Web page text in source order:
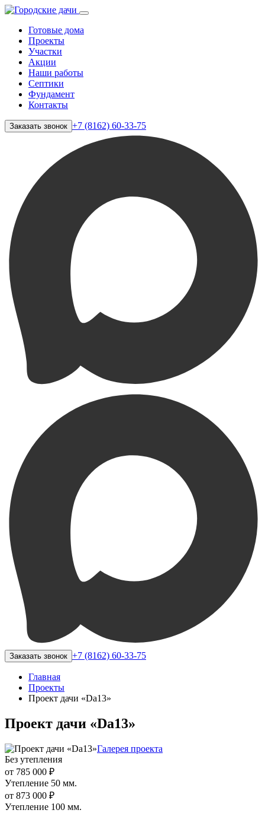
Готовые дома
Проекты
Участки
Акции
Наши работы
Септики
Фундамент
Контакты
Заказать звонок +7 (8162) 60-33-75
Заказать звонок +7 (8162) 60-33-75
Главная
Проекты
Проект дачи «Da13»
Проект дачи «Da13»
Галерея проекта
Без утепления
от 785 000 ₽
Утепление 50 мм.
от 873 000 ₽
Утепление 100 мм.